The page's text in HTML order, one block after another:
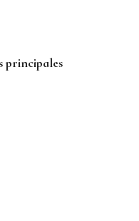
principales